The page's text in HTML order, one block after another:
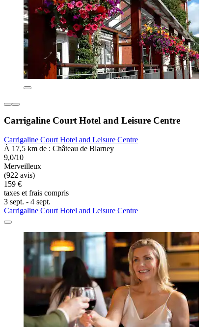
Carrigaline Court Hotel and Leisure Centre
Carrigaline Court Hotel and Leisure Centre
À 17,5 km de : Château de Blarney
9,0/10
Merveilleux
(922 avis)
159 €
taxes et frais compris
3 sept. - 4 sept.
Carrigaline Court Hotel and Leisure Centre